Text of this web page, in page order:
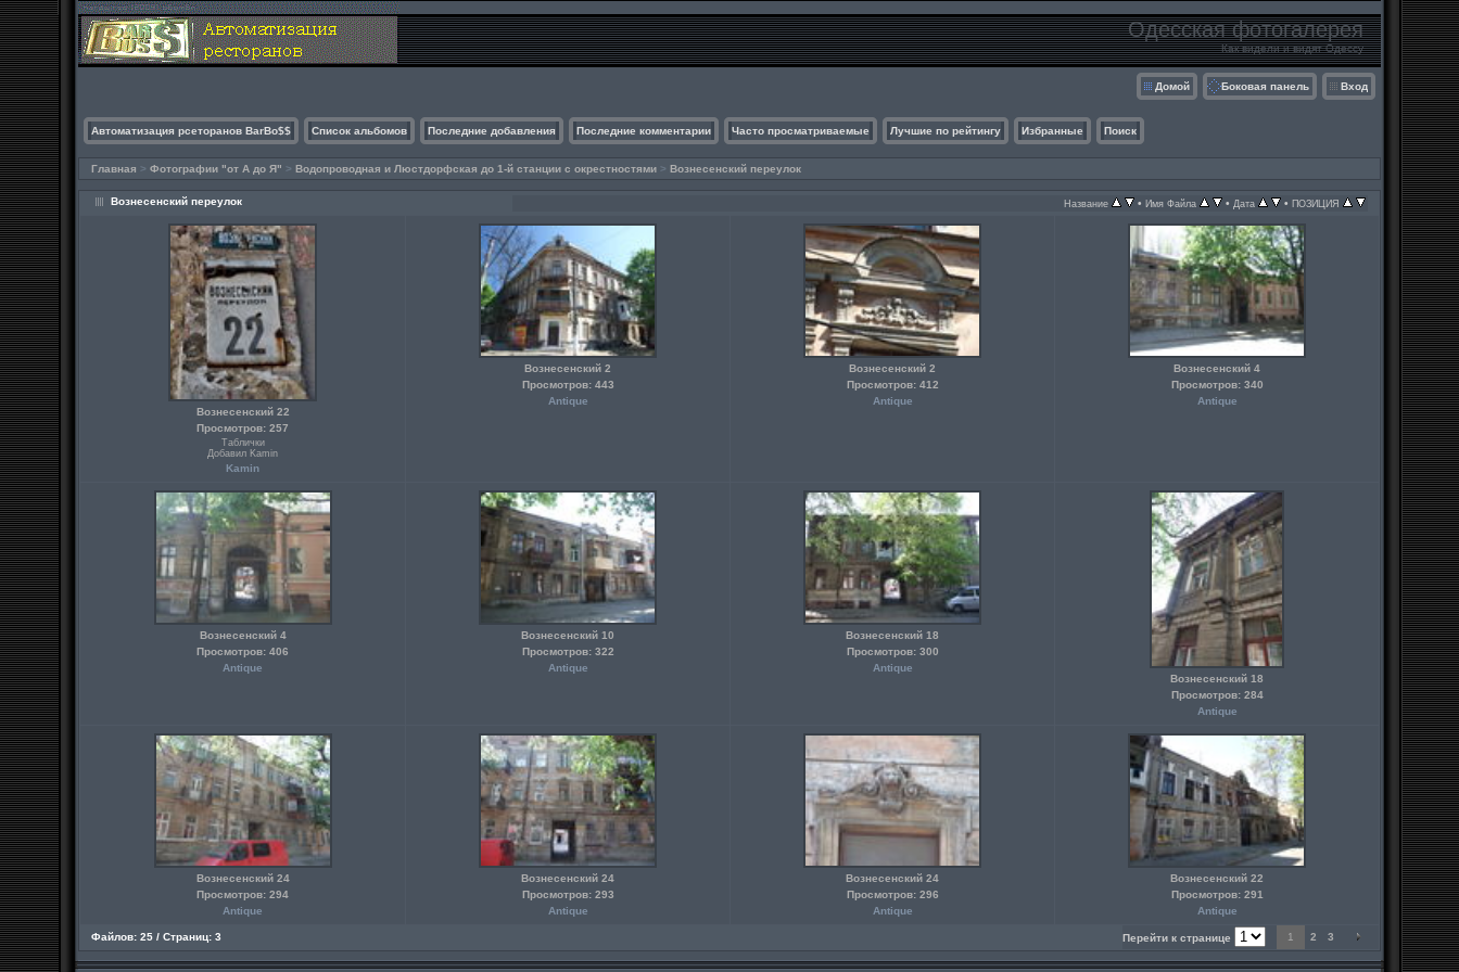
Одесская фотогалерея
Как видели и видят Одессу
Домой Боковая панель Вход
Автоматизация рсеторанов BarBo$$ Список альбомов Последние добавления Последние комментарии Часто просматриваемые Лучшие по рейтингу Избранные Поиск
Главная > Фотографии "от А до Я" > Водопроводная и Люстдорфская до 1-й станции с окрестностями > Вознесенский переулок
Вознесенский переулок Название • Имя Файла • Дата • ПОЗИЦИЯ
Вознесенский 22
Просмотров: 257
Таблички
Добавил Kamin
Kamin
Вознесенский 2
Просмотров: 443
Antique
Вознесенский 2
Просмотров: 412
Antique
Вознесенский 4
Просмотров: 340
Antique
Вознесенский 4
Просмотров: 406
Antique
Вознесенский 10
Просмотров: 322
Antique
Вознесенский 18
Просмотров: 300
Antique
Вознесенский 18
Просмотров: 284
Antique
Вознесенский 24
Просмотров: 294
Antique
Вознесенский 24
Просмотров: 293
Antique
Вознесенский 24
Просмотров: 296
Antique
Вознесенский 22
Просмотров: 291
Antique
Файлов: 25 / Страниц: 3 Перейти к странице 1 2 3